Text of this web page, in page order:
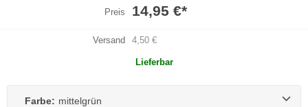
Preis 14,95 €*
Versand 4,50 €
Lieferbar
Farbe: mittelgrün